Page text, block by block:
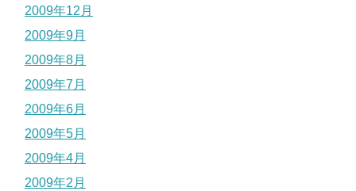
2009年12月
2009年9月
2009年8月
2009年7月
2009年6月
2009年5月
2009年4月
2009年2月